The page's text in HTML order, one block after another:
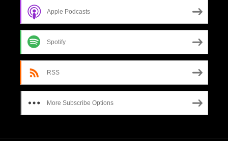
Apple Podcasts
Spotify
RSS
More Subscribe Options